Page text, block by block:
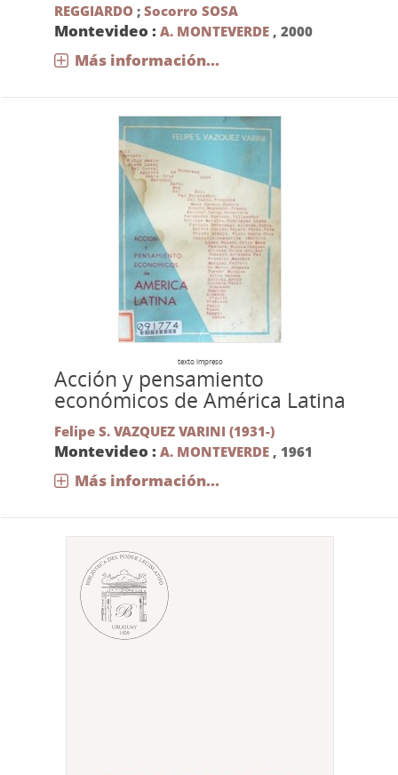
REGGIARDO ; Socorro SOSA
Montevideo : A. MONTEVERDE, 2000
Más información...
texto impreso
Acción y pensamiento
económicos de América Latina
Felipe S. VAZQUEZ VARINI (1931-)
Montevideo : A. MONTEVERDE, 1961
Más información...